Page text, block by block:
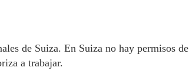
de Suiza. En Suiza no hay permisos de
a trabajar.